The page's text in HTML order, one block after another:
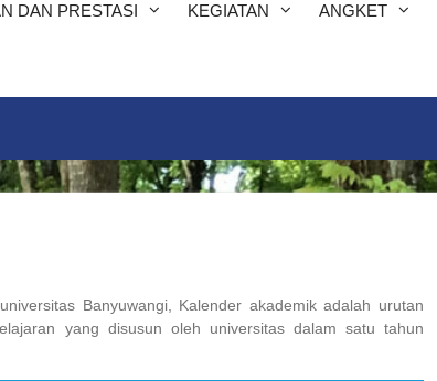
DAN PRESTASI KEGIATAN ANGKET
Banyuwangi, Kalender akademik adalah urutan
yang disusun oleh universitas dalam satu tahun